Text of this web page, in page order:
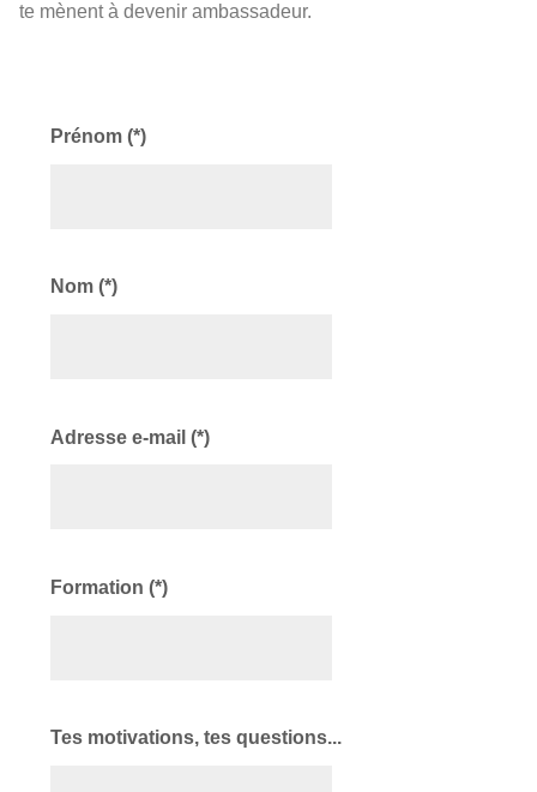
te mènent à devenir ambassadeur.
Prénom (*)
Nom (*)
Adresse e-mail (*)
Formation (*)
Tes motivations, tes questions...